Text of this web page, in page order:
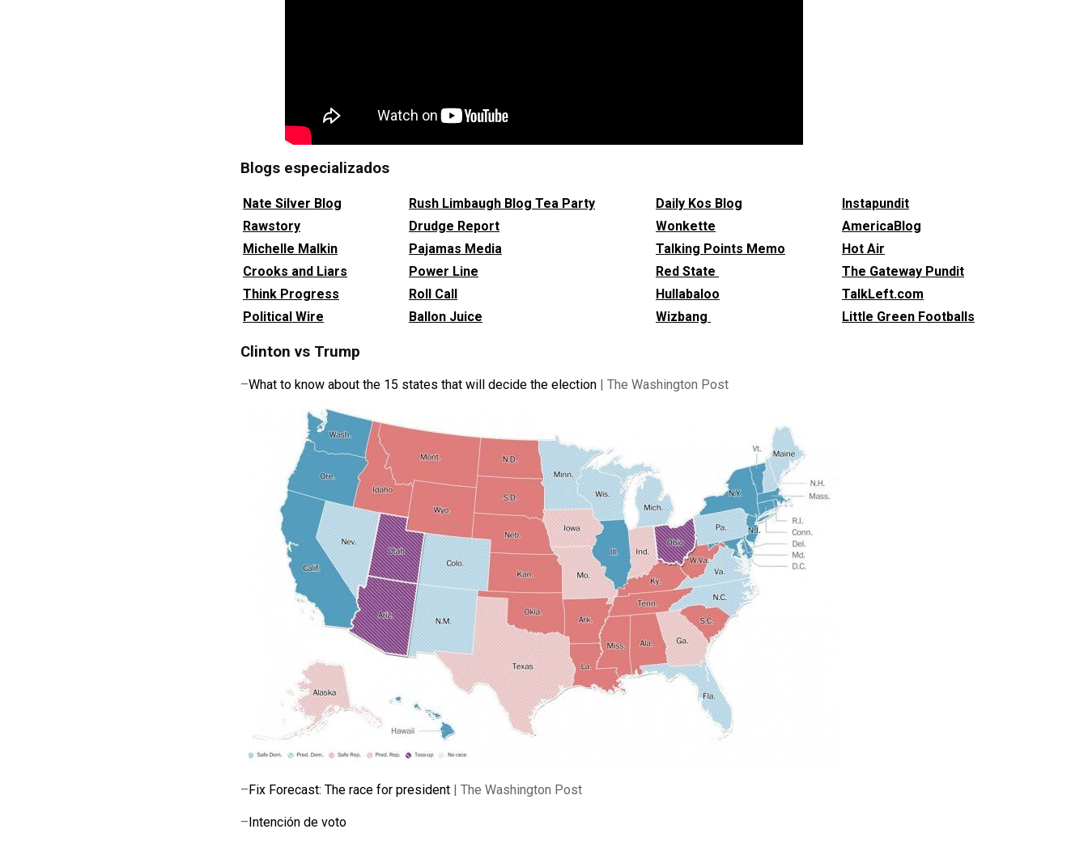
Blogs especializados
Nate Silver Blog Rush Limbaugh Blog Tea Party Daily Kos Blog
Instapundit
Rawstory
Drudge Report Wonkette
AmericaBlog
Michelle Malkin
Pajamas Media Talking Points Memo
Hot Air
Crooks and Liars
Power Line Red State
The Gateway Pundit
Think Progress
Roll Call Hullabaloo
TalkLeft.com
Political Wire
Ballon Juice Wizbang Little Green Footballs
Clinton vs Trump
–What to know about the 15 states that will decide the election | The Washington Post
–Fix Forecast: The race for president | The Washington Post
–Intención de voto